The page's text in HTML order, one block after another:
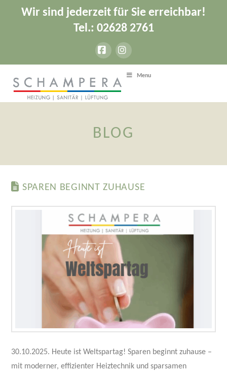
Wir sind jederzeit für Sie erreichbar!
Tel.: 02628 2761
FacebookInstagram
Menu
BLOG
SPAREN BEGINNT ZUHAUSE
30.10.2025. Heute ist Weltspartag! Sparen beginnt zuhause –
mit moderner, effizienter Heiztechnik und sparsamen